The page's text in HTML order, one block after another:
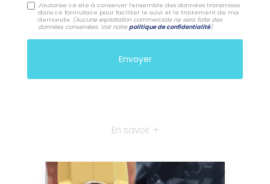
J'autorise ce site à conserver l'ensemble des données transmises
dans ce formulaire pour faciliter le suivi et le traitement de ma
demande. (Aucune exploitation commerciale ne sera faite des
données conservées. Voir notre politique de confidentialité)
En savoir +